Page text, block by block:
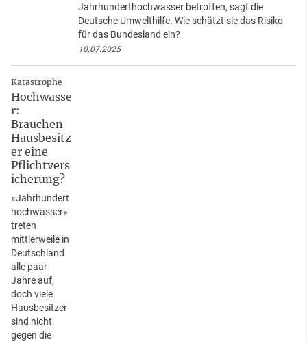
Jahrhunderthochwasser betroffen, sagt die
Deutsche Umwelthilfe. Wie schätzt sie das Risiko
für das Bundesland ein?
10.07.2025
Katastrophe
Hochwasse
r:
Brauchen
Hausbesitz
er eine
Pflichtvers
icherung?
«Jahrhundert
hochwasser»
treten
mittlerweile in
Deutschland
alle paar
Jahre auf,
doch viele
Hausbesitzer
sind nicht
gegen die